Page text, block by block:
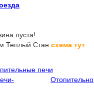
пуста!
м.Теплый Стан схема тут
печи
Отопительно